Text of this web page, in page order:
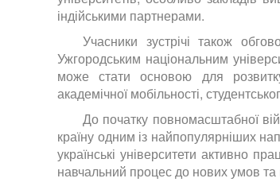
індійськими партнерами.
Учасники зустрічі також
Ужгородським національним
може стати основою для
академічної мобільності,
До початку повномасштабної
країну одним із найпопулярніших
українські університети активно
навчальний процес до нових умов